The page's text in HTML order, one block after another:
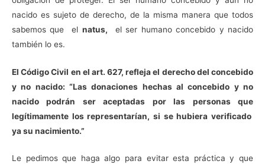
nacido es sujeto de derecho, de la misma manera que todos
sabemos que el natus, el ser humano concebido y nacido
también lo es.
El Código Civil en el art. 627, refleja el derecho del concebido
y no nacido: “Las donaciones hechas al concebido y no
nacido podrán ser aceptadas por las personas que
legítimamente los representarían, si se hubiera verificado
ya su nacimiento.”
Le pedimos que haga algo para evitar esta práctica y que